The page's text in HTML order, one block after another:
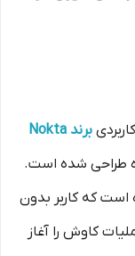
برند Nokta
طراحی شده است.
که کاربر بدون
کاوش را آغاز